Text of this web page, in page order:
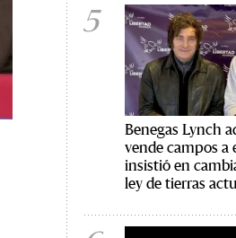
5
Benegas Lynch
vende campos a
insistió en
ley de tierras